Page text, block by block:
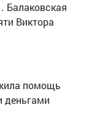
Балаковская
Виктора
помощь
деньгами